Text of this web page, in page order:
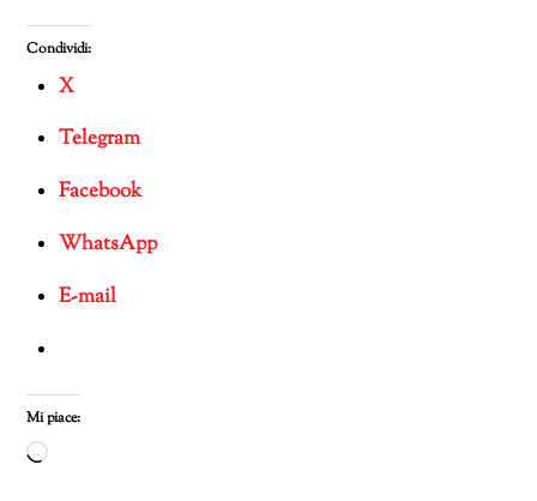
Condividi:
X
Telegram
Facebook
WhatsApp
E-mail
Mi piace:
Caricamento